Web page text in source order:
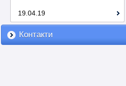
19.04.19
Контакти